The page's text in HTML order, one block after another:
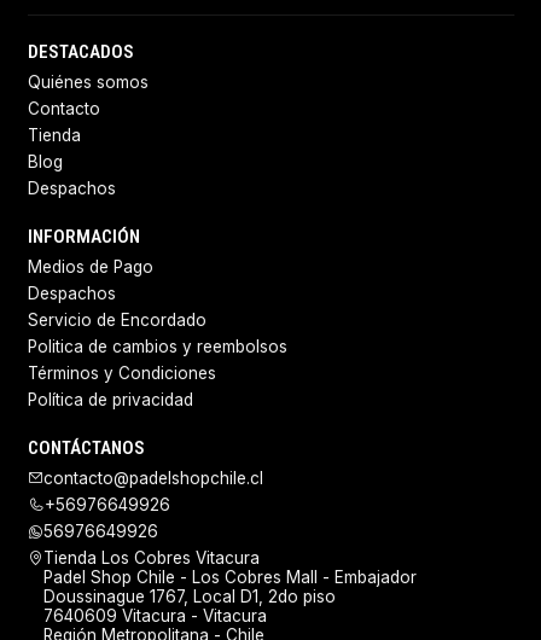
DESTACADOS
Quiénes somos
Contacto
Tienda
Blog
Despachos
INFORMACIÓN
Medios de Pago
Despachos
Servicio de Encordado
Politica de cambios y reembolsos
Términos y Condiciones
Política de privacidad
CONTÁCTANOS
contacto@padelshopchile.cl
+56976649926
56976649926
Tienda Los Cobres Vitacura
Padel Shop Chile - Los Cobres Mall - Embajador
Doussinague 1767, Local D1, 2do piso
7640609 Vitacura - Vitacura
Región Metropolitana - Chile